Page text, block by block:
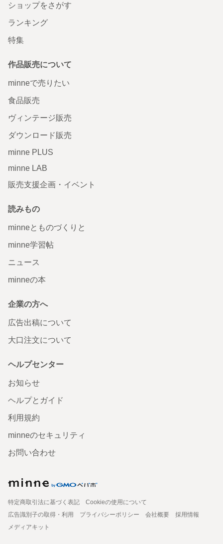
ショップをさがす
ランキング
特集
作品販売について
minneで売りたい
食品販売
ヴィンテージ販売
ダウンロード販売
minne PLUS
minne LAB
販売支援企画・イベント
読みもの
minneとものづくりと
minne学習帖
ニュース
minneの本
企業の方へ
広告出稿について
大口注文について
ヘルプセンター
お知らせ
ヘルプとガイド
利用規約
minneのセキュリティ
お問い合わせ
特定商取引法に基づく表記
Cookieの使用について
広告識別子の取得・利用
プライバシーポリシー 会社概要
採用情報
メディアキット